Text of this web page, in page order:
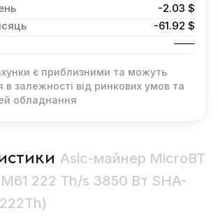
-2.03 $
-61.92 $
є приблизними та можуть
в залежності від ринкових умов та
обладнання
Asic-майнер MicroBT
222 Th/s 3850 Вт SHA-